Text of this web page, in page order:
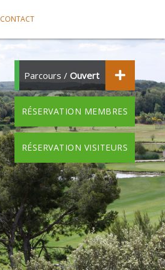
CONTACT
Parcours / Ouvert
RÉSERVATION MEMBRES
RÉSERVATION VISITEURS